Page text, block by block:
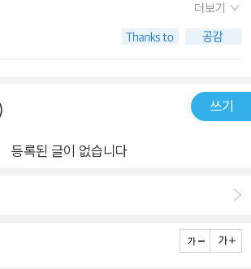
데 그쳐버린 좌파의 행보를 향해 저자는
어마한 역사적 실수”(100면)라고 일침을
는 자본주의와 손을 맞잡고 소수의 부를 위
부르는 현대에 이르러 시간이 더욱 왜곡되고
제성장의 적으로 간주되어 산업적 시간 시
노동자가 불안정한 일자리에서 일하게 되었
가 득세하고 자기 기업가 정신이 새로운 표준
건가, 너무 쉬려고만 하나 생각하며 노동 이
무엇을 하려고 노력했습니다. 그래서인지
금까지 믿어온 명제를 흔들리게 해서 읽었습
노동과 일을 다음과 같이 구분하려고 합니다.
경제적 기반을 다지기 위한 것입니다. 일은
자신을 위해, 자신의 공동체를 위해 하는
한 한도 내에서는 노동의 동기는 기본적 생활
는 자발적 마음입니다. 그 비중은 엇비슷할
더보기
쓰기
등록된 글이 없습니다